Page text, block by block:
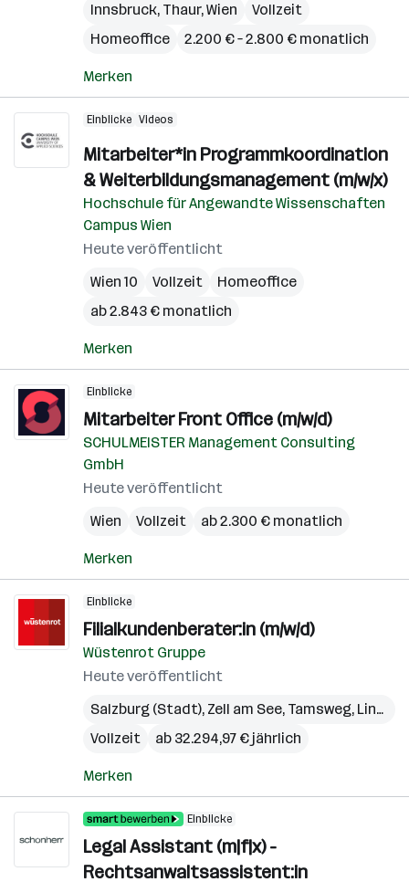
Innsbruck, Thaur,Wien
Vollzeit
Homeoffice
2.200 € – 2.800 € monatlich
Merken
Einblicke Videos
Mitarbeiter*in Programmkoordination
& Weiterbildungsmanagement (m/w/x)
Hochschule für Angewandte Wissenschaften
Campus Wien
Heute veröffentlicht
Wien 10
Vollzeit
Homeoffice
ab 2.843 € monatlich
Merken
Einblicke
Mitarbeiter Front Office (m/w/d)
SCHULMEISTER Management Consulting
GmbH
Heute veröffentlicht
Wien
Vollzeit ab 2.300 € monatlich
Merken
Einblicke
Filialkundenberater:in (m/w/d)
Wüstenrot Gruppe
Heute veröffentlicht
Salzburg (Stadt), Zell am See, Tamsweg, Linz
Vollzeit
ab 32.294,97 € jährlich
Merken
Einblicke
Legal Assistant (m|f|x) -
Rechtsanwaltsassistent:in